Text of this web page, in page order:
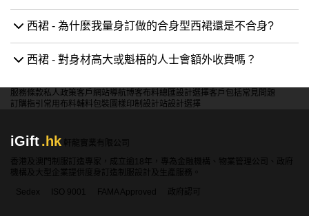
西裙 - 為什麼我量身訂做的合身型西裙還是不合身?
西裙 - 對身材高大或魁梧的人士會額外收費嗎？
服務條款私人政策客戶 網站導航博客布料總匯設計選擇客戶包括常見問題
訂購指引 常用布料輔料包裝 圖樣印制 設計站設計選擇
iGift.hk
軒龍實業有限公司
香港及澳門制服訂造專家，成立逾18年，專為金融機構、物業管理公司、政府
機構及大型企業提供度身訂造制服設計及生產服務。
Sedex
ISO 9001 FAMA Approved 政府認可